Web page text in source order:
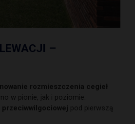
–
rozmieszczenia cegieł
w pionie, jak i poziomie.
przeciwwilgociowej pod pierwszą